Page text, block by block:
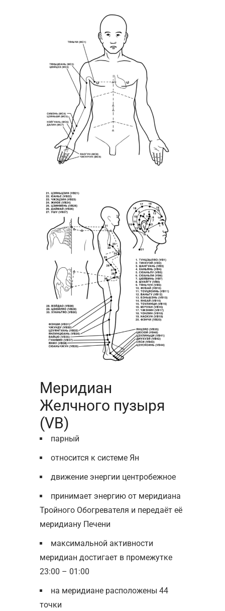
Меридиан
Желчного пузыря
(VB)
парный
относится к системе Ян
движение энергии центробежное
принимает энергию от меридиана
Тройного Обогревателя и передаёт её
меридиану Печени
максимальной активности
меридиан достигает в промежутке
23:00 – 01:00
на меридиане расположены 44
точки